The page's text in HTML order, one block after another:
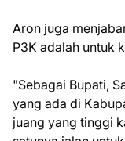
Aron juga
P3K adalah untuk
"Sebagai Bupati,
yang ada di
juang yang tinggi